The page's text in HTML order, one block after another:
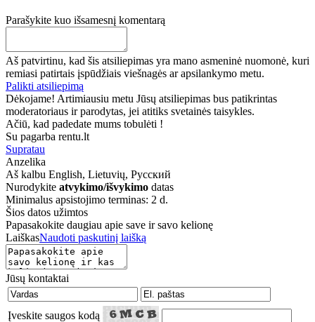
Parašykite kuo išsamesnį komentarą
Aš patvirtinu, kad šis atsiliepimas yra mano asmeninė nuomonė, kuri
remiasi patirtais įspūdžiais viešnagės ar apsilankymo metu.
Palikti atsiliepimą
Dėkojame! Artimiausiu metu Jūsų atsiliepimas bus patikrintas
moderatoriaus ir parodytas, jei atitiks svetainės taisykles.
Ačiū, kad padedate mums tobulėti !
Su pagarba rentu.lt
Supratau
Anzelika
Aš kalbu English, Lietuvių, Русский
Nurodykite atvykimo/išvykimo datas
Minimalus apsistojimo terminas: 2 d.
Šios datos užimtos
Papasakokite daugiau apie save ir savo kelionę
LaiškasNaudoti paskutinį laišką
Jūsų kontaktai
Įveskite saugos kodą